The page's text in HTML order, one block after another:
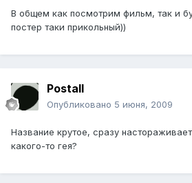
В общем как посмотрим фильм, так и
постер таки прикольный))
Postall
Опубликовано 5 июня, 2009
Название крутое, сразу
какого-то гея?